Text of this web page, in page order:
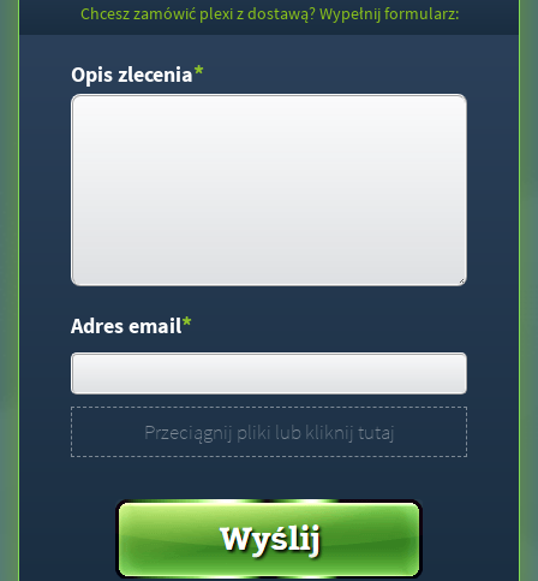
Chcesz zamówić plexi z dostawą? Wypełnij formularz:
Opis zlecenia*
Adres email*
Przeciągnij pliki lub kliknij tutaj